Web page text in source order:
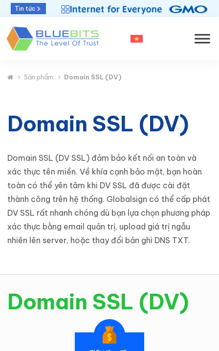
Tin tức
Bluebits được GlobalSign vinh danh “Top Sales
2025” khu vực APAC
Sản phẩm Domain SSL (DV)
Domain SSL (DV)
Domain SSL (DV SSL) đảm bảo kết nối an toàn và
xác thực tên miền. Về khía cạnh bảo mật, bạn hoàn
toàn có thể yên tâm khi DV SSL đã được cài đặt
thành công trên hệ thống. Globalsign có thể cấp phát
DV SSL rất nhanh chóng dù bạn lựa chọn phương pháp
xác thực bằng email quản trị, upload giá trị ngẫu
nhiên lên server, hoặc thay đổi bản ghi DNS TXT.
Domain SSL (DV)